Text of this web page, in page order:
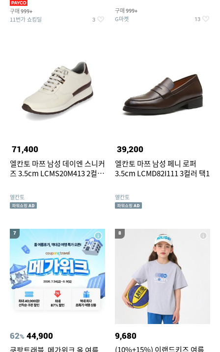
구매 999+
11번가 쇼킹딜 3
건 외 ~74%OFF
구매 999+
G마켓 13
71,400
엘칸토 마쯔 남성 데이엔 스니커
즈 3.5cm LCMS20M413 2컬러
엘칸토
39,200
엘칸토 마쯔 남성 페니 로퍼
3.5cm LCMD82I111 3컬러 택1
엘칸토
7
62% 44,900
8
9,680
(10%+15%) 이랜드키즈 여름